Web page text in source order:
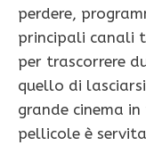
perdere,
principali canali
per trascorrere
quello di
grande cinema
pellicole è